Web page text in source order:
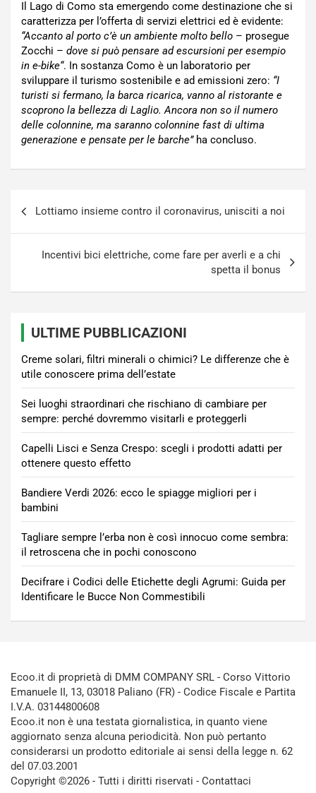
Il Lago di Como sta emergendo come destinazione che si
caratterizza per l’offerta di servizi elettrici ed è evidente:
“Accanto al porto c’è un ambiente molto bello – prosegue
Zocchi – dove si può pensare ad escursioni per esempio
in e-bike“. In sostanza Como è un laboratorio per
sviluppare il turismo sostenibile e ad emissioni zero: “I
turisti si fermano, la barca ricarica, vanno al ristorante e
scoprono la bellezza di Laglio. Ancora non so il numero
delle colonnine, ma saranno colonnine fast di ultima
generazione e pensate per le barche”ha concluso.
Lottiamo insieme contro il coronavirus, unisciti a noi
Incentivi bici elettriche, come fare per averli e a chi
spetta il bonus
ULTIME PUBBLICAZIONI
Creme solari, filtri minerali o chimici? Le differenze che è
utile conoscere prima dell’estate
Sei luoghi straordinari che rischiano di cambiare per
sempre: perché dovremmo visitarli e proteggerli
Capelli Lisci e Senza Crespo: scegli i prodotti adatti per
ottenere questo effetto
Bandiere Verdi 2026: ecco le spiagge migliori per i
bambini
Tagliare sempre l’erba non è così innocuo come sembra:
il retroscena che in pochi conoscono
Decifrare i Codici delle Etichette degli Agrumi: Guida per
Identificare le Bucce Non Commestibili
Ecoo.it di proprietà di DMM COMPANY SRL - Corso Vittorio
Emanuele II, 13, 03018 Paliano (FR) - Codice Fiscale e Partita
I.V.A. 03144800608
Ecoo.it non è una testata giornalistica, in quanto viene
aggiornato senza alcuna periodicità. Non può pertanto
considerarsi un prodotto editoriale ai sensi della legge n. 62
del 07.03.2001
Copyright ©2026 - Tutti i diritti riservati - Contattaci